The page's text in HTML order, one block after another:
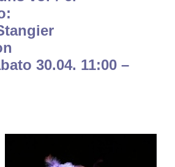
30.04. 11:00 –